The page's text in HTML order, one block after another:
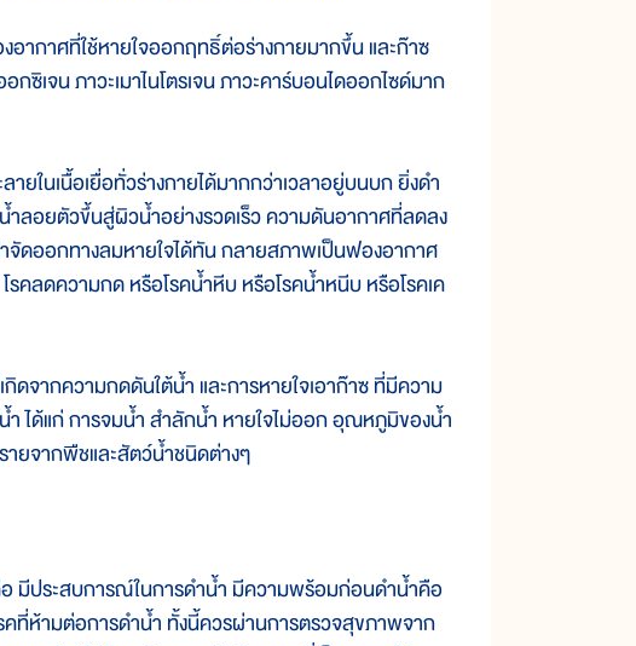
ากาศที่ใช้หายใจออกฤทธิ์ต่อร่างกายมากขึ้น และก๊าซ
ซิเจน ภาวะเมาไนโตรเจน ภาวะคาร์บอนไดออกไซด์มาก
ายในเนื้อเยื่อทั่วร่างกายได้มากกว่าเวลาอยู่บนบก ยิ่งดำ
ำลอยตัวขึ้นสู่ผิวน้ำอย่างรวดเร็ว ความดันอากาศที่ลดลง
จัดออกทางลมหายใจได้ทัน กลายสภาพเป็นฟองอากาศ
รคลดความกด หรือโรคน้ำหีบ หรือโรคน้ำหนีบ หรือโรคเค
จากความกดดันใต้น้ำ และการหายใจเอาก๊าซ ที่มีความ
ได้แก่ การจมน้ำ สำลักน้ำ หายใจไม่ออก อุณหภูมิของน้ำ
ายจากพืชและสัตว์น้ำชนิดต่างๆ
มีประสบการณ์ในการดำน้ำ มีความพร้อมก่อนดำน้ำคือ
ที่ห้ามต่อการดำน้ำ ทั้งนี้ควรผ่านการตรวจสุขภาพจาก